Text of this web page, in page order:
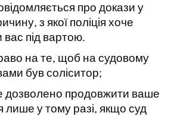
про докази у
з якої поліція хоче
під вартою.
на те, щоб на судовому
був соліситор;
дозволено продовжити ваше
лише у тому разі, якщо суд